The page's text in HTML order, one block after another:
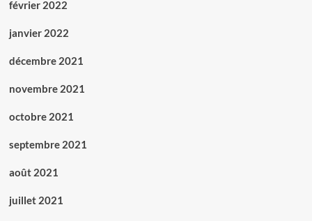
février 2022
janvier 2022
décembre 2021
novembre 2021
octobre 2021
septembre 2021
août 2021
juillet 2021